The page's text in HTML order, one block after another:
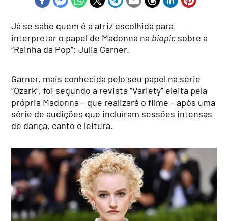
Já se sabe quem é a atriz escolhida para
interpretar o papel de Madonna na biopic sobre a
“Rainha da Pop”: Julia Garner.
Garner, mais conhecida pelo seu papel na série
“Ozark”, foi segundo a revista “Variety” eleita pela
própria Madonna – que realizará o filme – após uma
série de audições que incluíram sessões intensas
de dança, canto e leitura.